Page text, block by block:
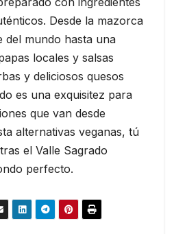
Desde la mazorca
del mundo hasta una
locales y salsas
y deliciosos quesos
es una exquisitez para
que van desde
alternativas veganas, tú
el Valle Sagrado
perfecto.